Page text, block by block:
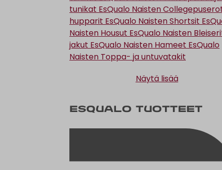
tunikat EsQualo Naisten
hupparit EsQualo Naisten Shortsit
Naisten Housut EsQualo Naisten
jakut EsQualo Naisten Hameet EsQualo
Naisten Toppa- ja untuvatakit
Näytä lisää
EsQualo tuotteet